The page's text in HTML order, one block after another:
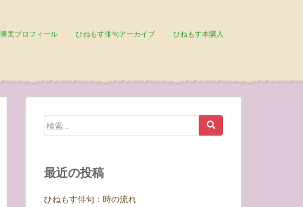
勝美プロフィール ひねもす俳句アーカイブ ひねもす本購入
検
最近の投稿
ひねもす俳句：時の流れ